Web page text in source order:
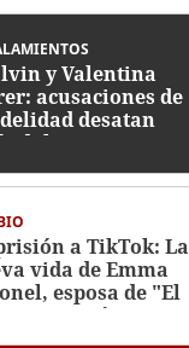
y Valentina
acusaciones de
desatan
a TikTok: La
vida de Emma
esposa de "El
Guzmán